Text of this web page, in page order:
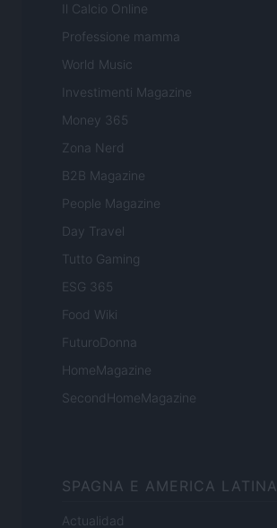
Il Calcio Online
Professione mamma
World Music
Investimenti Magazine
Money 365
Zona Nerd
B2B Magazine
People Magazine
Day Travel
Tutto Gaming
ESG 365
Food Wiki
FuturoDonna
HomeMagazine
SecondHomeMagazine
SPAGNA E AMERICA LATINA
Actualidad